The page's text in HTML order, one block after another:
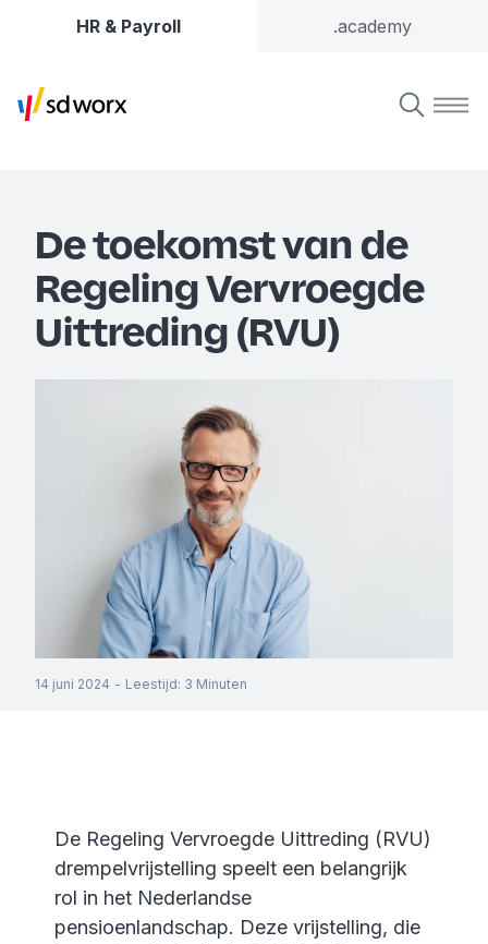
HR & Payroll .academy
De toekomst van de
Regeling Vervroegde
Uittreding (RVU)
14 juni 2024 - Leestijd: 3 Minuten
De Regeling Vervroegde Uittreding (RVU)
drempelvrijstelling speelt een belangrijk
rol in het Nederlandse
pensioenlandschap. Deze vrijstelling, die